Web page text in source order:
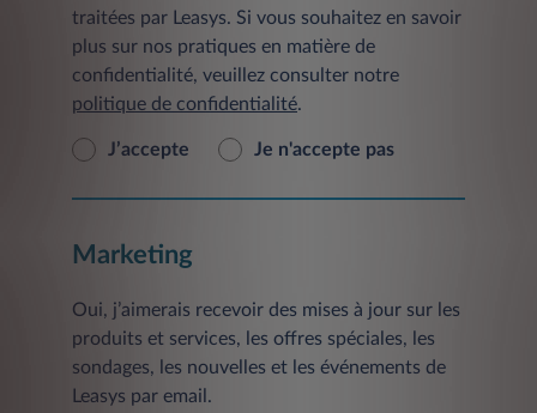
traitées par Leasys. Si vous souhaitez en savoir
plus sur nos pratiques en matière de
confidentialité, veuillez consulter notre
politique de confidentialité.
J’accepte Je n'accepte pas
Marketing
Oui, j’aimerais recevoir des mises à jour sur les
produits et services, les offres spéciales, les
sondages, les nouvelles et les événements de
Leasys par email.